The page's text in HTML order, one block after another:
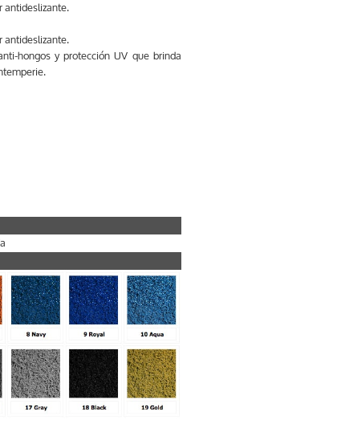
antideslizante.
antideslizante.
hongos y protección UV que brinda